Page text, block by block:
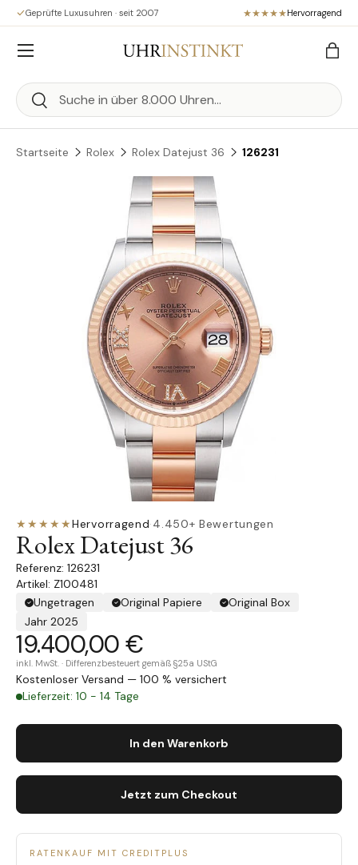
Direkt zum Inhalt
Geprüfte Luxusuhren · seit 2007 Hervorragend
Suchen
Suchen
Menü
Startseite Rolex Rolex Datejust 36 126231
Zu Produktinformationen springen
★★★★★Hervorragend·4.450+ Bewertungen
Rolex Datejust 36
126231
Artikel: Z100481
Ungetragen
Original Papiere
Original Box
Jahr 2025
19.400,00 €
inkl. MwSt. · Differenzbesteuert gemäß §25a UStG
Kostenloser Versand — 100 % versichert
Lieferzeit: 10 - 14 Tage
In den Warenkorb
Jetzt zum Checkout
RATENKAUF MIT CREDITPLUS